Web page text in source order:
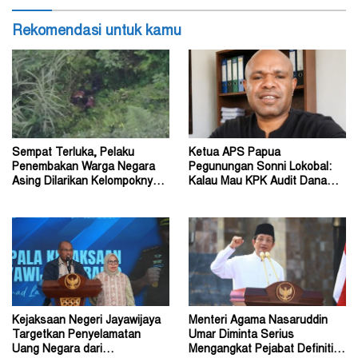
Rekomendasi untuk kamu
Sempat Terluka, Pelaku
Penembakan Warga Negara
Asing Dilarikan Kelompoknya
Ketua APS Papua
Pegunungan Sonni Lokobal:
Kalau Mau KPK Audit Dana
Kejaksaan Negeri Jayawijaya
Targetkan Penyelamatan
Uang Negara dari
Menteri Agama Nasaruddin
Umar Diminta Serius
Mengangkat Pejabat Definitif